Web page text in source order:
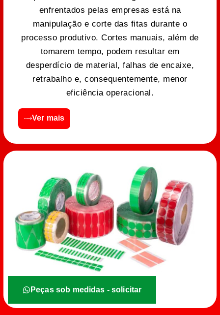
enfrentados pelas empresas está na
manipulação e corte das fitas durante o
processo produtivo. Cortes manuais, além de
tomarem tempo, podem resultar em
desperdício de material, falhas de encaixe,
retrabalho e, consequentemente, menor
eficiência operacional.
Ver mais
Peças sob medidas - solicitar